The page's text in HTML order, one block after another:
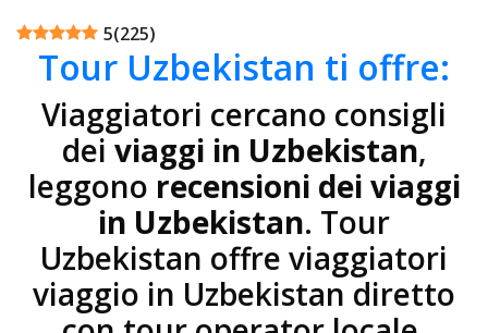
5(225)
Tour Uzbekistan ti offre:
Viaggiatori cercano consigli
dei viaggi in Uzbekistan,
leggono recensioni dei viaggi
in Uzbekistan. Tour
Uzbekistan offre viaggiatori
viaggio in Uzbekistan diretto